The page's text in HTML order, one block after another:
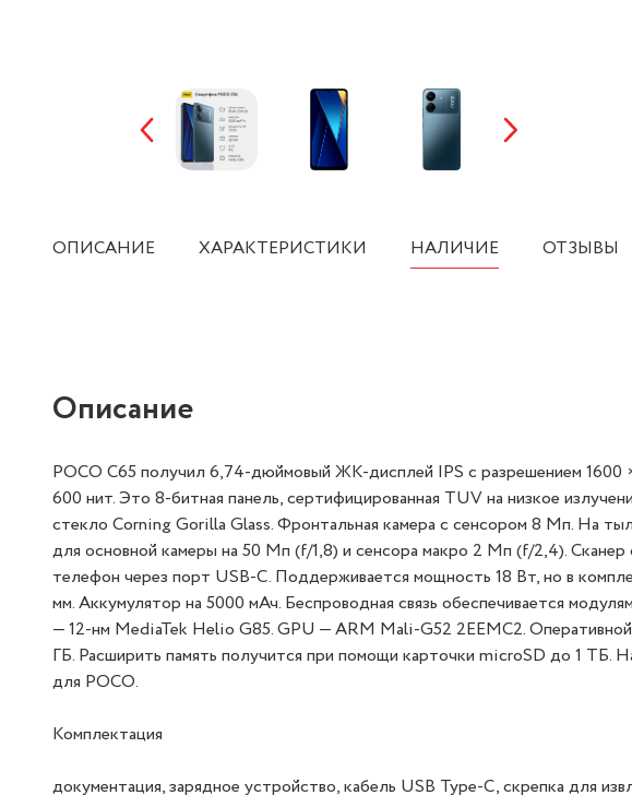
ОПИСАНИЕ ХАРАКТЕРИСТИКИ НАЛИЧИЕ ОТЗЫВЫ
Описание
POCO C65 получил 6,74-дюймовый ЖК-дисплей IPS с разрешением 1600
600 нит. Это 8-битная панель, сертифицированная TUV на низкое
стекло Corning Gorilla Glass. Фронтальная камера с сенсором 8 Мп. На
для основной камеры на 50 Мп (f/1,8) и сенсора макро 2 Мп (f/2,4). Сканер
телефон через порт USB-C. Поддерживается мощность 18 Вт, но в
мм. Аккумулятор на 5000 мАч. Беспроводная связь обеспечивается
— 12-нм MediaTek Helio G85. GPU — ARM Mali-G52 2EEMC2.
ГБ. Расширить память получится при помощи карточки microSD до 1 ТБ.
для POCO.
Комплектация
документация, зарядное устройство, кабель USB Type-C, скрепка для